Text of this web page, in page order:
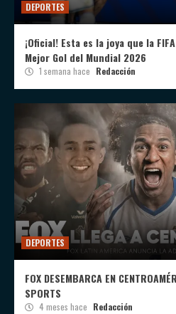
DEPORTES
¡Oficial! Esta es la joya que la
Mejor Gol del Mundial 2026
1 semana hace Redacción
DEPORTES
FOX DESEMBARCA EN
SPORTS
4 meses hace Redacción